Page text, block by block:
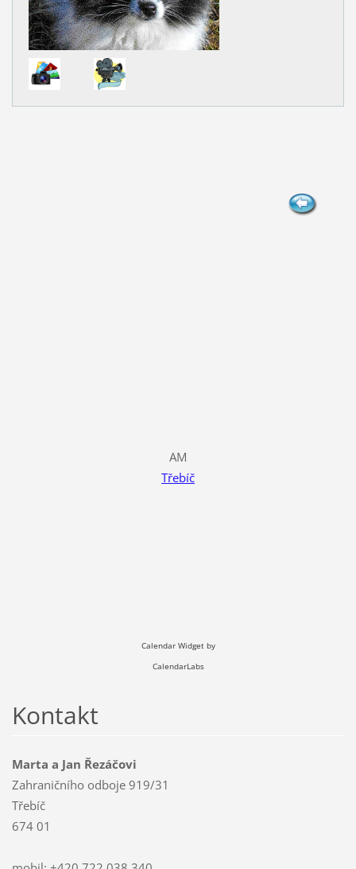
AM
Třebíč
Calendar Widget by
CalendarLabs
Kontakt
Marta a Jan Řezáčovi
Zahraničního odboje 919/31
Třebíč
674 01